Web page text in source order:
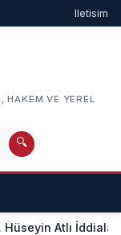
Iletisim
HAKEM VE YEREL
🔍
Atlı